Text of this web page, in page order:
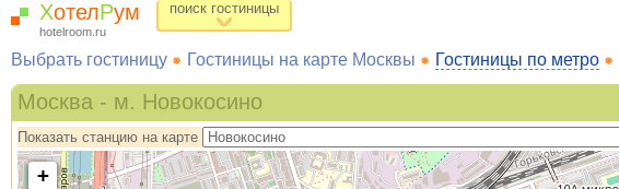
ХотелРум
hotelroom.ru
поиск гостиницы
Выбрать гостиницу Гостиницы на карте Москвы Гостиницы по метро
Москва - м. Новокосино
Показать станцию на карте
+